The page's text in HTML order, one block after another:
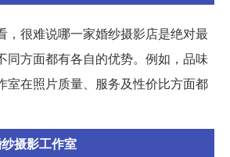
，很难说哪一家婚纱摄影店是绝对最
同方面都有各自的优势。例如，品味
室在照片质量、服务及性价比方面都
摄影工作室